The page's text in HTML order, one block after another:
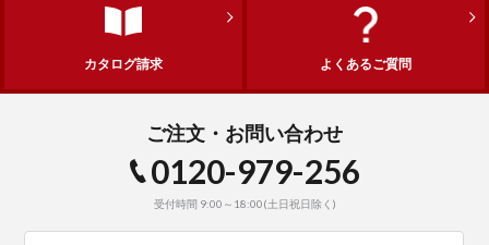
カタログ請求 よくあるご質問
ご注文・お問い合わせ
0120-979-256
受付時間 9:00～18:00(土日祝日除く)